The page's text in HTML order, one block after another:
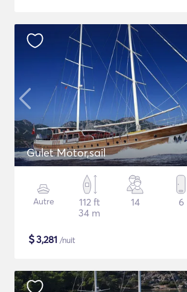
Gulet Motor,sail
Autre
112 ft
34 m
14 6
$3,281 /nuit